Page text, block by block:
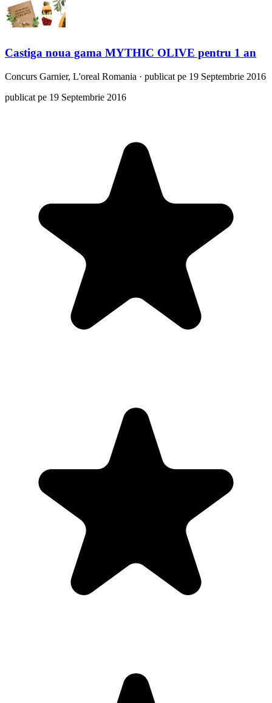
Castiga noua gama MYTHIC OLIVE pentru 1 an
Concurs Garnier, L'oreal Romania · publicat pe 19 Septembrie 2016
publicat pe 19 Septembrie 2016